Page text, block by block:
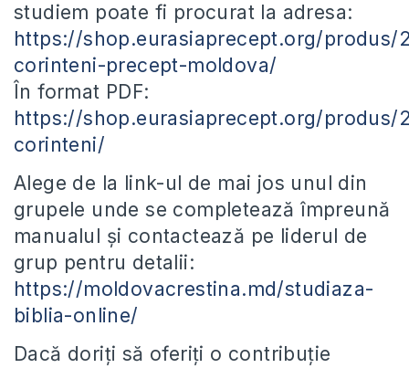
studiem poate fi procurat la adresa:
https://shop.eurasiaprecept.org/produs/
corinteni-precept-moldova/
În format PDF:
https://shop.eurasiaprecept.org/produs/
corinteni/
Alege de la link-ul de mai jos unul din
grupele unde se completează împreună
manualul și contactează pe liderul de
grup pentru detalii:
https://moldovacrestina.md/studiaza-
biblia-online/
Dacă doriți să oferiți o contribuție